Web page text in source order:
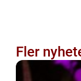
Fler